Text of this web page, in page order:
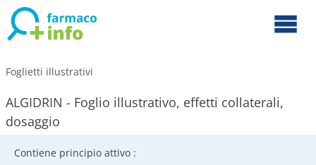
Foglietti illustrativi
ALGIDRIN - Foglio illustrativo, effetti collaterali,
dosaggio
Contiene principio attivo :